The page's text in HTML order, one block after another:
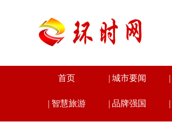
首页 | 城市要闻 |
| 智慧旅游 | 品牌强国 |